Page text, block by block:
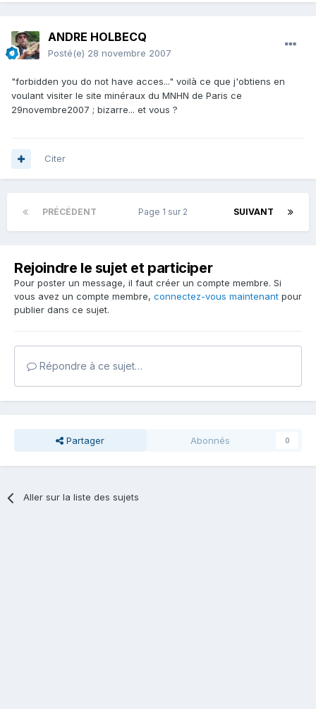
ANDRE HOLBECQ
Posté(e) 28 novembre 2007
"forbidden you do not have acces..." voilà ce que j'obtiens en
voulant visiter le site minéraux du MNHN de Paris ce
29novembre2007 ; bizarre... et vous ?
Citer
PRÉCÉDENT SUIVANT
Page 1 sur 2
Rejoindre le sujet et participer
Pour poster un message, il faut créer un compte membre. Si
vous avez un compte membre, connectez-vous maintenant pour
publier dans ce sujet.
Répondre à ce sujet…
Partager Abonnés 0
Aller sur la liste des sujets